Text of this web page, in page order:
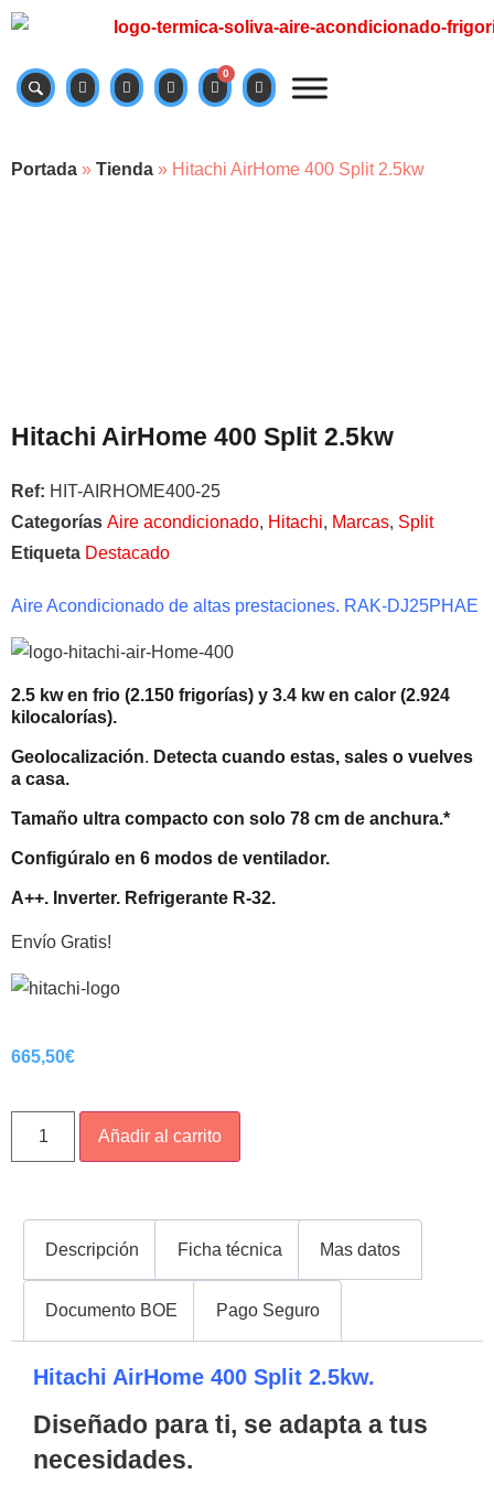
0
Portada » Tienda » Hitachi AirHome 400 Split 2.5kw
Hitachi AirHome 400 Split 2.5kw
Ref: HIT-AIRHOME400-25
Categorías Aire acondicionado, Hitachi, Marcas, Split
Etiqueta Destacado
Aire Acondicionado de altas prestaciones. RAK-DJ25PHAE
2.5 kw en frio (2.150 frigorías) y 3.4 kw en calor (2.924
kilocalorías).
Geolocalización. Detecta cuando estas, sales o vuelves
a casa.
Tamaño ultra compacto con solo 78 cm de anchura.*
Configúralo en 6 modos de ventilador.
A++. Inverter. Refrigerante R-32.
Envío Gratis!
665,50€
Añadir al carrito
Descripción Ficha técnica Mas datos
Documento BOE Pago Seguro
Hitachi AirHome 400 Split 2.5kw.
Diseñado para ti, se adapta a tus
necesidades.